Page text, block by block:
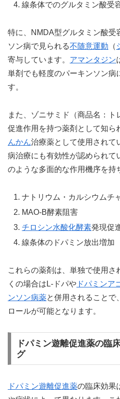
線条体でのグルタミン酸受
特に、NMDA型グルタミン酸受
ソン病で見られる不随意運動 （
寄与しています。 アマンタジン
単剤でも軽度のパーキンソン病
す。
また、ゾニサミド（商品名：
促進作用を持つ薬剤として知ら
んかん治療薬として使用されて
病治療にも有効性が認められて
のような多面的な作用機序を持
ナトリウム・カルシウムチ
MAO-B酵素阻害
チロシン水酸化酵素発現促
線条体のドパミン放出増加
これらの薬剤は、単独で使用さ
くの場合はL-ドパや ドパミンア
ンソン病薬と併用されることで
ロールが可能となります。
ドパミン遊離促進薬の臨
グ
ドパミン遊離促進薬の臨床効果